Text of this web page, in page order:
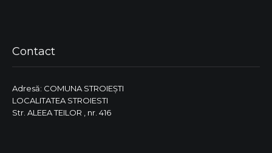
Contact
Adresă: COMUNA STROIEŞTI
LOCALITATEA STROIESTI
Str. ALEEA TEILOR , nr. 416